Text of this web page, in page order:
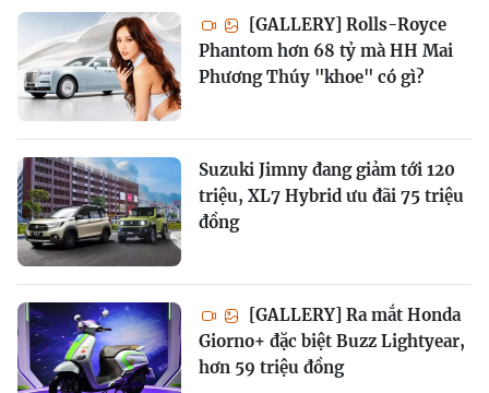
[GALLERY] Rolls-Royce
Phantom hơn 68 tỷ mà HH Mai
Phương Thúy "khoe" có gì?
Suzuki Jimny đang giảm tới 120
triệu, XL7 Hybrid ưu đãi 75 triệu
đồng
[GALLERY] Ra mắt Honda
Giorno+ đặc biệt Buzz Lightyear,
hơn 59 triệu đồng